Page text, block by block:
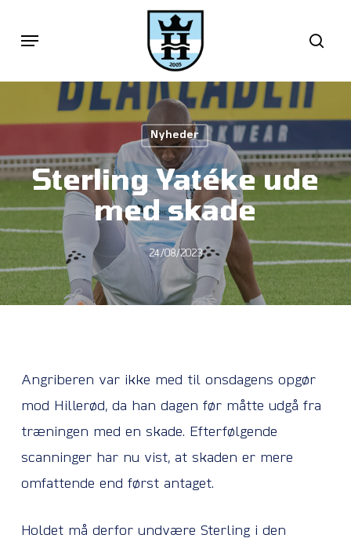
Menu
Nyheder
Sterling Yatéke ude
med skade
24/08/2023
Angriberen var ikke med til onsdagens opgør
mod Hillerød, da han dagen før måtte udgå fra
træningen med en skade. Efterfølgende
scanninger har nu vist, at skaden er mere
omfattende end først antaget.
Holdet må derfor undvære Sterling i den